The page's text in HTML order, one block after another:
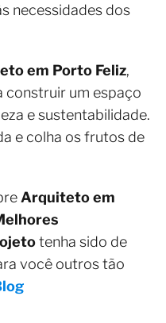
necessidades dos
em Porto Feliz,
construir um espaço
e sustentabilidade.
e colha os frutos de
Arquiteto em
tenha sido de
você outros tão